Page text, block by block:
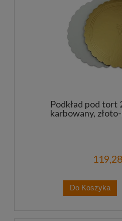
Podkład pod tort
karbowany,
Do Koszyka